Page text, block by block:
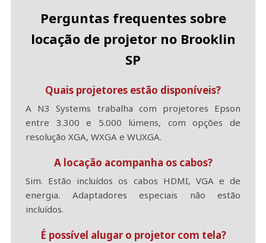
Perguntas frequentes sobre
locação de projetor no Brooklin
SP
Quais projetores estão disponíveis?
A N3 Systems trabalha com projetores Epson
entre 3.300 e 5.000 lúmens, com opções de
resolução XGA, WXGA e WUXGA.
A locação acompanha os cabos?
Sim. Estão incluídos os cabos HDMI, VGA e de
energia. Adaptadores especiais não estão
incluídos.
É possível alugar o projetor com tela?